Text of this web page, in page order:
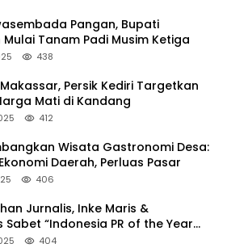
Pangan, Bupati
Tanam Padi Musim Ketiga
438
Makassar, Persik Kediri Targetkan
Mati di Kandang
412
Wisata Gastronomi Desa:
Daerah, Perluas Pasar
406
Jurnalis, Inke Maris &
“Indonesia PR of the Year
404